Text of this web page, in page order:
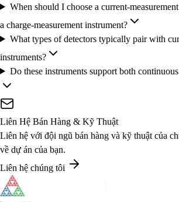
When should I choose a current-
a charge-measurement instrument?
What types of detectors typically pair with
instruments?
Do these instruments support both
Liên Hệ Bán Hàng & Kỹ Thuật
Liên hệ với đội ngũ bán hàng và kỹ thuật của
về dự án của bạn.
Liên hệ chúng tôi